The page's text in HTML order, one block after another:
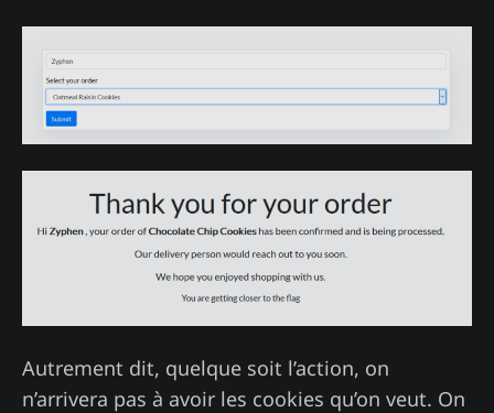
Autrement dit, quelque soit l’action, on
n’arrivera pas à avoir les cookies qu’on veut. On